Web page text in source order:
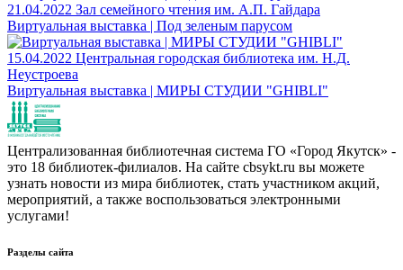
21.04.2022 Зал семейного чтения им. А.П. Гайдара
Виртуальная выставка | Под зеленым парусом
15.04.2022 Центральная городская библиотека им. Н.Д.
Неустроева
Виртуальная выставка | МИРЫ СТУДИИ "GHIBLI"
Централизованная библиотечная система ГО «Город Якутск» -
это 18 библиотек-филиалов. На сайте cbsykt.ru вы можете
узнать новости из мира библиотек, стать участником акций,
мероприятий, а также воспользоваться электронными
услугами!
Разделы сайта